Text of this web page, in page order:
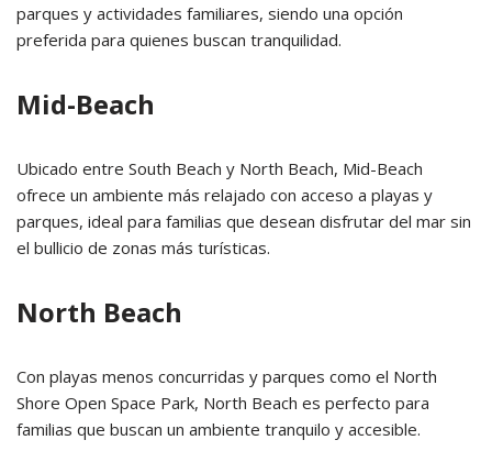
parques y actividades familiares, siendo una opción
preferida para quienes buscan tranquilidad.
Mid-Beach
Ubicado entre South Beach y North Beach, Mid-Beach
ofrece un ambiente más relajado con acceso a playas y
parques, ideal para familias que desean disfrutar del mar sin
el bullicio de zonas más turísticas.
North Beach
Con playas menos concurridas y parques como el North
Shore Open Space Park, North Beach es perfecto para
familias que buscan un ambiente tranquilo y accesible.